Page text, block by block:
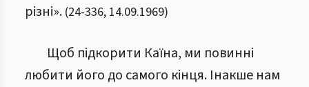
різні». (24-336, 14.09.1969)
Щоб підкорити Каїна, ми повинні
любити його до самого кінця. Інакше нам